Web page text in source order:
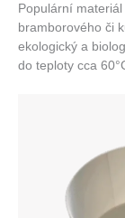
Populární
bramborového či
ekologický a
do teploty cca